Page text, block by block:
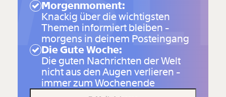
Morgenmoment:
Knackig über die wichtigsten
Themen informiert bleiben -
morgens in deinem Posteingang
Die Gute Woche:
Die guten Nachrichten der Welt
nicht aus den Augen verlieren -
immer zum Wochenende